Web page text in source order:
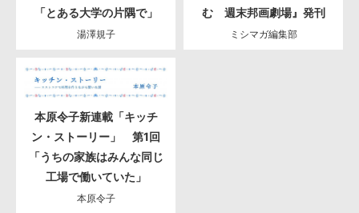
「とある大学の片隅で」
湯澤規子
む 週末邦画劇場』発刊
ミシマガ編集部
本原令子新連載「キッチ
ン・ストーリー」 第1回
「うちの家族はみんな同じ
工場で働いていた」
本原令子